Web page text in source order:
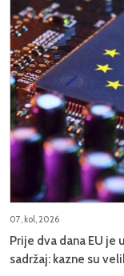
07, kol, 2026
Prije dva dana EU je
sadržaj: kazne su